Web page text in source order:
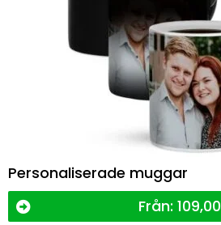
Personaliserade muggar
Från: 109,00